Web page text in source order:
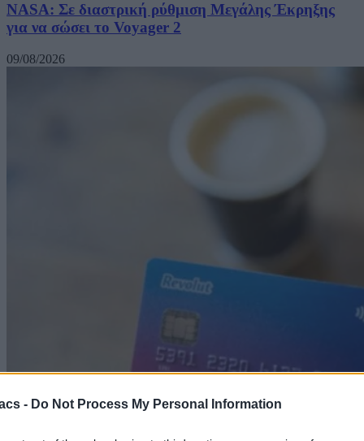
- Do Not Process My Personal Information
NASA: Σε διαστρική ρύθμιση Μεγάλης Έκρηξης
για να σώσει το Voyager 2
09/08/2026